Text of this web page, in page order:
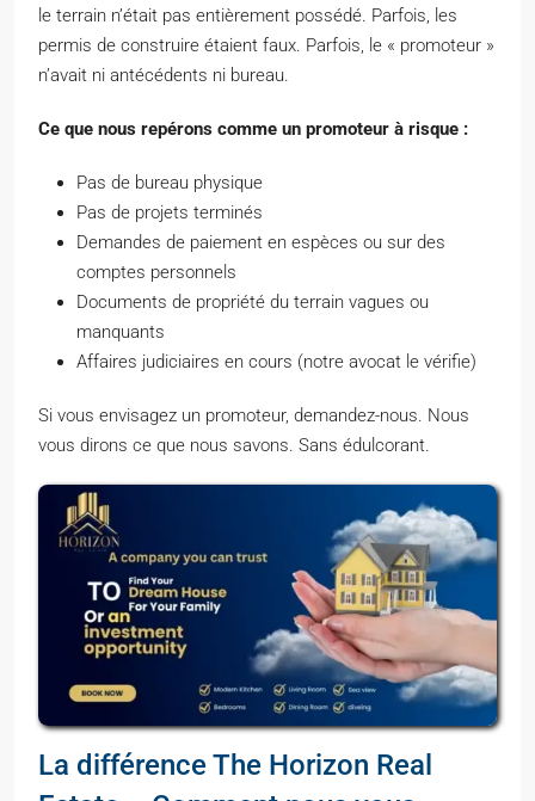
le terrain n’était pas entièrement possédé. Parfois, les
permis de construire étaient faux. Parfois, le « promoteur »
n’avait ni antécédents ni bureau.
Ce que nous repérons comme un promoteur à risque :
Pas de bureau physique
Pas de projets terminés
Demandes de paiement en espèces ou sur des
comptes personnels
Documents de propriété du terrain vagues ou
manquants
Affaires judiciaires en cours (notre avocat le vérifie)
Si vous envisagez un promoteur, demandez-nous. Nous
vous dirons ce que nous savons. Sans édulcorant.
La différence The Horizon Real